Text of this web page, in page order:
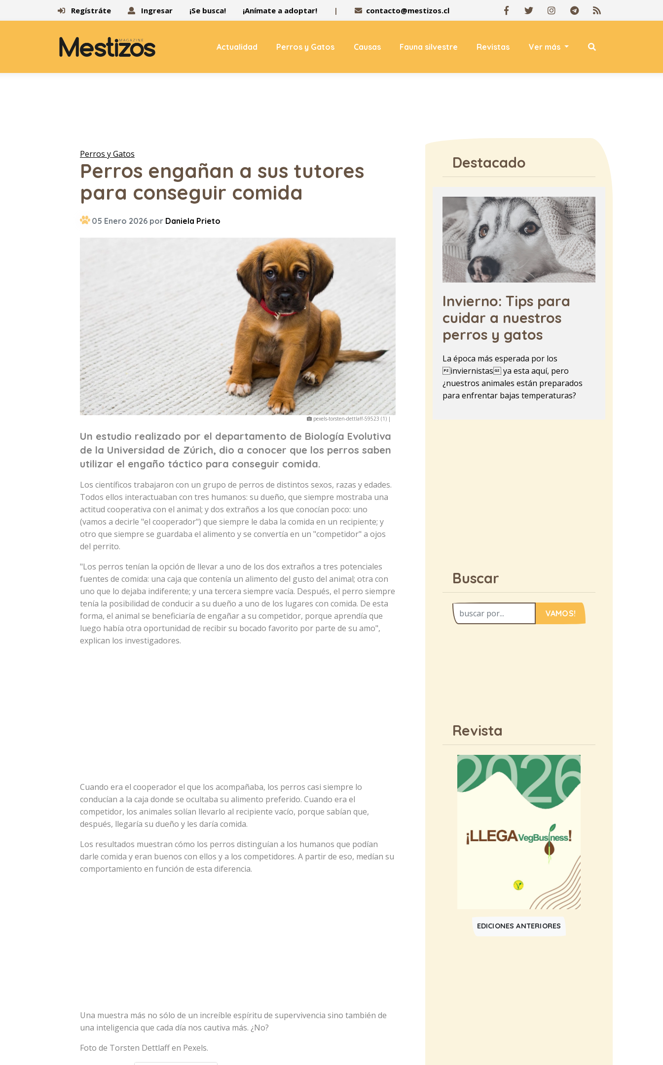
Regístráte Ingresar ¡Se busca! ¡Anímate a adoptar! | contacto@mestizos.cl
Actualidad Perros y Gatos Causas Fauna silvestre Revistas Ver más
Perros y Gatos
Perros engañan a sus tutores
para conseguir comida
05 Enero 2026 por Daniela Prieto
pexels-torsten-dettlaff-59523 (1) |
Un estudio realizado por el departamento de Biología Evolutiva
de la Universidad de Zúrich, dio a conocer que los perros saben
utilizar el engaño táctico para conseguir comida.
Los científicos trabajaron con un grupo de perros de distintos sexos, razas y edades.
Todos ellos interactuaban con tres humanos: su dueño, que siempre mostraba una
actitud cooperativa con el animal; y dos extraños a los que conocían poco: uno
(vamos a decirle "el cooperador") que siempre le daba la comida en un recipiente; y
otro que siempre se guardaba el alimento y se convertía en un "competidor" a ojos
del perrito.
"Los perros tenían la opción de llevar a uno de los dos extraños a tres potenciales
fuentes de comida: una caja que contenía un alimento del gusto del animal; otra con
uno que lo dejaba indiferente; y una tercera siempre vacía. Después, el perro siempre
tenía la posibilidad de conducir a su dueño a uno de los lugares con comida. De esta
forma, el animal se beneficiaría de engañar a su competidor, porque aprendía que
luego había otra oportunidad de recibir su bocado favorito por parte de su amo",
explican los investigadores.
Cuando era el cooperador el que los acompañaba, los perros casi siempre lo
conducían a la caja donde se ocultaba su alimento preferido. Cuando era el
competidor, los animales solían llevarlo al recipiente vacío, porque sabían que,
después, llegaría su dueño y les daría comida.
Los resultados muestran cómo los perros distinguían a los humanos que podían
darle comida y eran buenos con ellos y a los competidores. A partir de eso, medían su
comportamiento en función de esta diferencia.
Una muestra más no sólo de un increíble espíritu de supervivencia sino también de
una inteligencia que cada día nos cautiva más. ¿No?
Foto de Torsten Dettlaff en Pexels.
Destacado
Invierno: Tips para
cuidar a nuestros
perros y gatos
La época más esperada por los
inviernistas ya esta aquí, pero
¿nuestros animales están preparados
para enfrentar bajas temperaturas?
Buscar
VAMOS!
Revista
EDICIONES ANTERIORES